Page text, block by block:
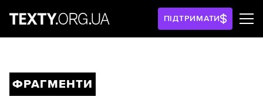
ПІДТРИМАТИ
ФРАГМЕНТИ